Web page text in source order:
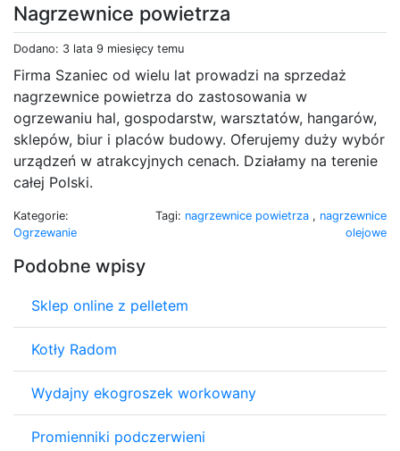
Nagrzewnice powietrza
Dodano: 3 lata 9 miesięcy temu
Firma Szaniec od wielu lat prowadzi na sprzedaż
nagrzewnice powietrza do zastosowania w
ogrzewaniu hal, gospodarstw, warsztatów, hangarów,
sklepów, biur i placów budowy. Oferujemy duży wybór
urządzeń w atrakcyjnych cenach. Działamy na terenie
całej Polski.
Kategorie:
Ogrzewanie
Tagi: nagrzewnice powietrza , nagrzewnice
olejowe
Podobne wpisy
Sklep online z pelletem
Kotły Radom
Wydajny ekogroszek workowany
Promienniki podczerwieni